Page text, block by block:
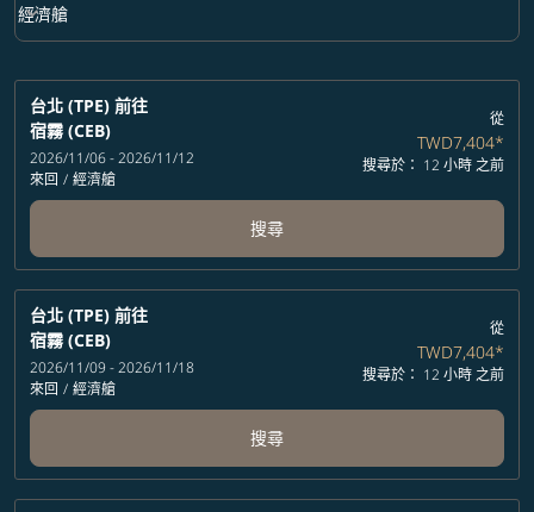
艙等 option 經濟艙 Selected
經濟艙
keyboard_arrow_down
台北 (TPE) 前往
宿霧 (CEB)
2026/11/06 - 2026/11/12
來回 / 經濟艙
從
TWD7,404*
搜尋於： 12 小時 之前
搜尋
台北 (TPE) 前往
宿霧 (CEB)
2026/11/09 - 2026/11/18
來回 / 經濟艙
從
TWD7,404*
搜尋於： 12 小時 之前
搜尋